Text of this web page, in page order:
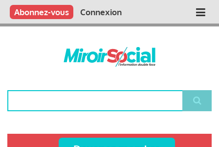
Aller
contenu
Main
Qui sommes nous ?
Vous publiez
Nous publions
Contactez-nous
Abonnez-vous Connexion